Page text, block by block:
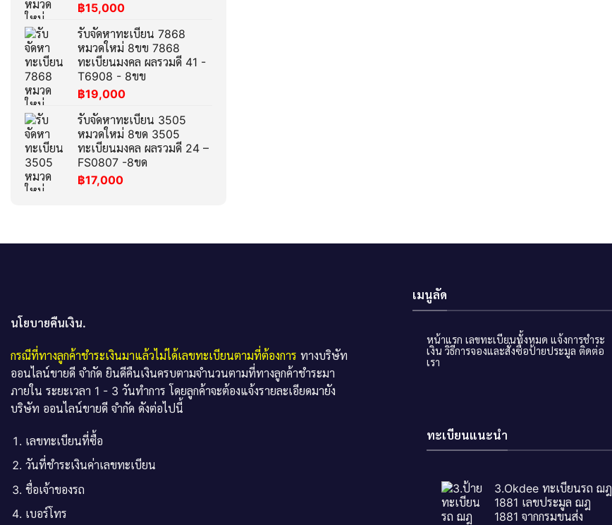
฿15,000
รับจัดหาทะเบียน 7868
หมวดใหม่ 8ขข 7868
ทะเบียนมงคล ผลรวมดี 41 -
T6908 - 8ขข
฿19,000
รับจัดหาทะเบียน 3505
หมวดใหม่ 8ขด 3505
ทะเบียนมงคล ผลรวมดี 24 –
FS0807 -8ขด
฿17,000
นโยบายคืนเงิน.
กรณีที่ทางลูกค้าชำระเงินมาแล้วไม่ได้เลขทะเบียนตามที่ต้องการ ทางบริษัท
ออนไลน์ขายดี จำกัด ยินดีคืนเงินครบตามจำนวนตามที่ทางลูกค้าชำระมา
ภายใน ระยะเวลา 1 - 3 วันทำการ โดยลูกค้าจะต้องแจ้งรายละเอียดมายัง
บริษัท ออนไลน์ขายดี จำกัด ดังต่อไปนี้
เลขทะเบียนที่ซื้อ
วันที่ชำระเงินค่าเลขทะเบียน
ชื่อเจ้าของรถ
เบอร์โทร
เมนูลัด
หน้าแรก เลขทะเบียนทั้งหมด แจ้งการชำระ
เงิน วิธีการจองและสั่งซื้อป้ายประมูล ติดต่อ
เรา
ทะเบียนแนะนำ
3.Okdee ทะเบียนรถ ฌฎ
1881 เลขประมูล ฌฎ
1881 จากกรมขนส่ง